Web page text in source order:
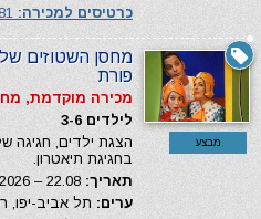
כרטיסים למכירה:
מבצע
מחסן השטוזים של
פורת
מכירה מוקדמת,
לילדים 3-6
הצגת ילדים, חגיגה
בחגיגת תיאטרון.
תאריך:
ערים: תל אביב-יפו,